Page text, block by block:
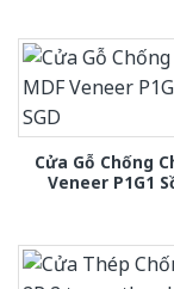
Cửa Gỗ Chống
Veneer P1G1